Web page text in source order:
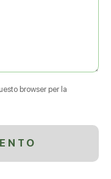
browser per la